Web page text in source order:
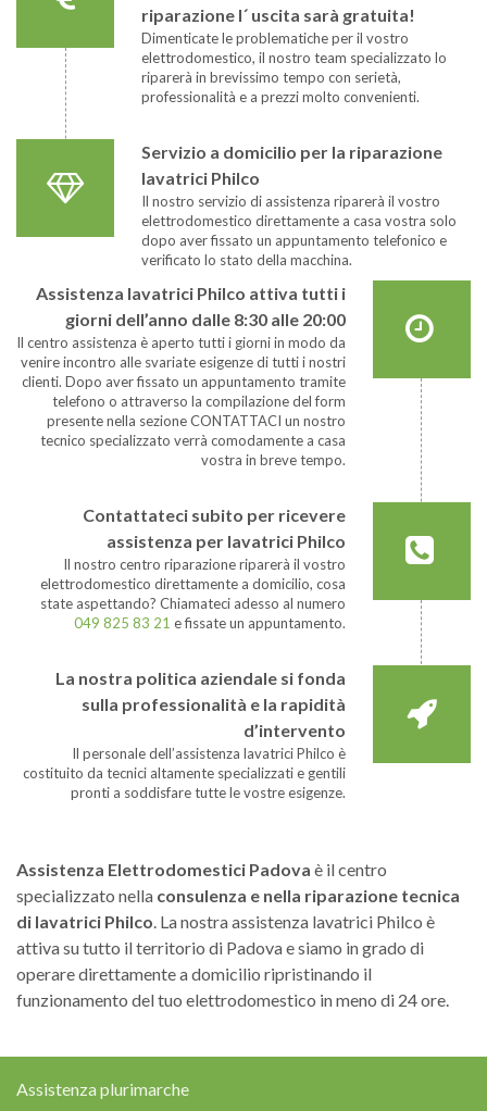
riparazione l´ uscita sarà gratuita!
Dimenticate le problematiche per il vostro
elettrodomestico, il nostro team specializzato lo
riparerà in brevissimo tempo con serietà,
professionalità e a prezzi molto convenienti.
Servizio a domicilio per la riparazione
lavatrici Philco
Il nostro servizio di assistenza riparerà il vostro
elettrodomestico direttamente a casa vostra solo
dopo aver fissato un appuntamento telefonico e
verificato lo stato della macchina.
Assistenza lavatrici Philco attiva tutti i
giorni dell’anno dalle 8:30 alle 20:00
Il centro assistenza è aperto tutti i giorni in modo da
venire incontro alle svariate esigenze di tutti i nostri
clienti. Dopo aver fissato un appuntamento tramite
telefono o attraverso la compilazione del form
presente nella sezione CONTATTACI un nostro
tecnico specializzato verrà comodamente a casa
vostra in breve tempo.
Contattateci subito per ricevere
assistenza per lavatrici Philco
Il nostro centro riparazione riparerà il vostro
elettrodomestico direttamente a domicilio, cosa
state aspettando? Chiamateci adesso al numero
049 825 83 21 e fissate un appuntamento.
La nostra politica aziendale si fonda
sulla professionalità e la rapidità
d’intervento
Il personale dell’assistenza lavatrici Philco è
costituito da tecnici altamente specializzati e gentili
pronti a soddisfare tutte le vostre esigenze.
Assistenza Elettrodomestici Padova è il centro
specializzato nella consulenza e nella riparazione tecnica
di lavatrici Philco. La nostra assistenza lavatrici Philco è
attiva su tutto il territorio di Padova e siamo in grado di
operare direttamente a domicilio ripristinando il
funzionamento del tuo elettrodomestico in meno di 24 ore.
Assistenza plurimarche